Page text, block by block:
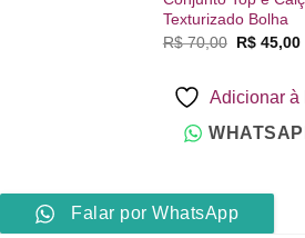
Texturizado Bolha
R$70,00 O
era:
R$ 70,00.
R$ 45,00O
Adicionar à
Falar por WhatsApp